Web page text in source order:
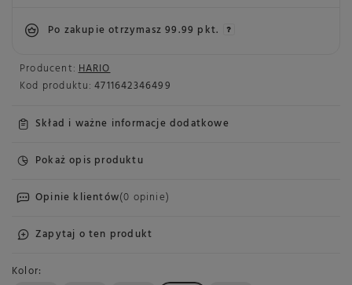
Producent: HARIO
Kod produktu: 4711642346499
Skład i ważne informacje dodatkowe
Pokaż opis produktu
Opinie klientów(0 opinie)
Zapytaj o ten produkt
Kolor
Po zakupie otrzymasz99.99 pkt.